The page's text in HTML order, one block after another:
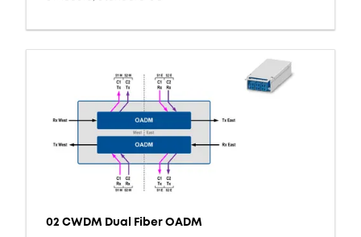
02 CWDM Dual Fiber OADM